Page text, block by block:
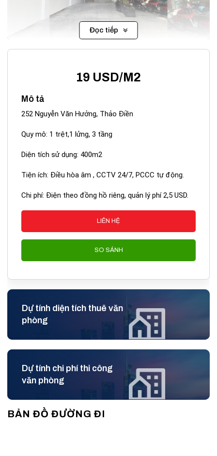
2. Quy mô và Kết cấu Tòa nhà.
Tòa nhà cung cấp tổng diện tích sử dụng khoảng 400m², với
diện tích mỗi sàn xấp xỉ 100m², được phân bổ linh hoạt và tối
ưu nhằm đáp ứng đa dạng nhu cầu của doanh nghiệp. Thiết
kế mặt bằng vuông vức, ít cột chắn giúp tận dụng tối đa diện
việc bố trí nội thất và phân chia các khu vực chức năng theo
đặc thù hoạt động của từng đơn vị.
Với diện tích khoảng 100m² mỗi sàn, doanh nghiệp có thể dễ
dàng thiết lập không gian làm việc mở, phòng họp, khu vực
tiếp khách, phòng quản lý hoặc các phòng ban chuyên môn
riêng biệt mà vẫn đảm bảo sự thông thoáng và tính kết nối
chỉ giúp tối ưu công năng sử dụng mà còn mang đến môi
trường làm việc chuyên nghiệp, hiện đại và hiệu quả.
Đặc biệt, quy mô diện tích này phù hợp với nhiều mô hình
doanh nghiệp khác nhau, từ công ty khởi nghiệp, văn phòng
Đọc tiếp
19 USD/M2
Mô tả
252 Nguyễn Văn Hưởng, Thảo Điền
Quy mô: 1 trệt,1 lửng, 3 tầng
Diện tích sử dụng: 400m2
Tiện ích: Điều hòa âm , CCTV 24/7, PCCC tự động.
Chi phí: Điện theo đồng hồ riêng, quản lý phí 2,5 USD.
LIÊN HỆ
SO SÁNH
Dự tính diện tích thuê văn
phòng
Dự tính chi phí thi công
văn phòng
BẢN ĐỒ ĐƯỜNG ĐI